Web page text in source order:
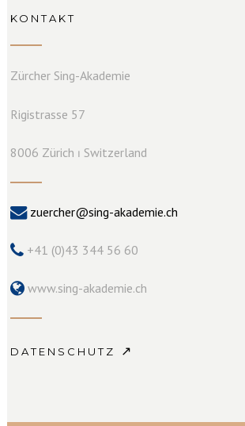
KONTAKT
Zürcher Sing-Akademie
Rigistrasse 57
8006 Zürich ⏐ Switzerland
zuercher@sing-akademie.ch
+41 (0)43 344 56 60
www.sing-akademie.ch
DATENSCHUTZ ↗